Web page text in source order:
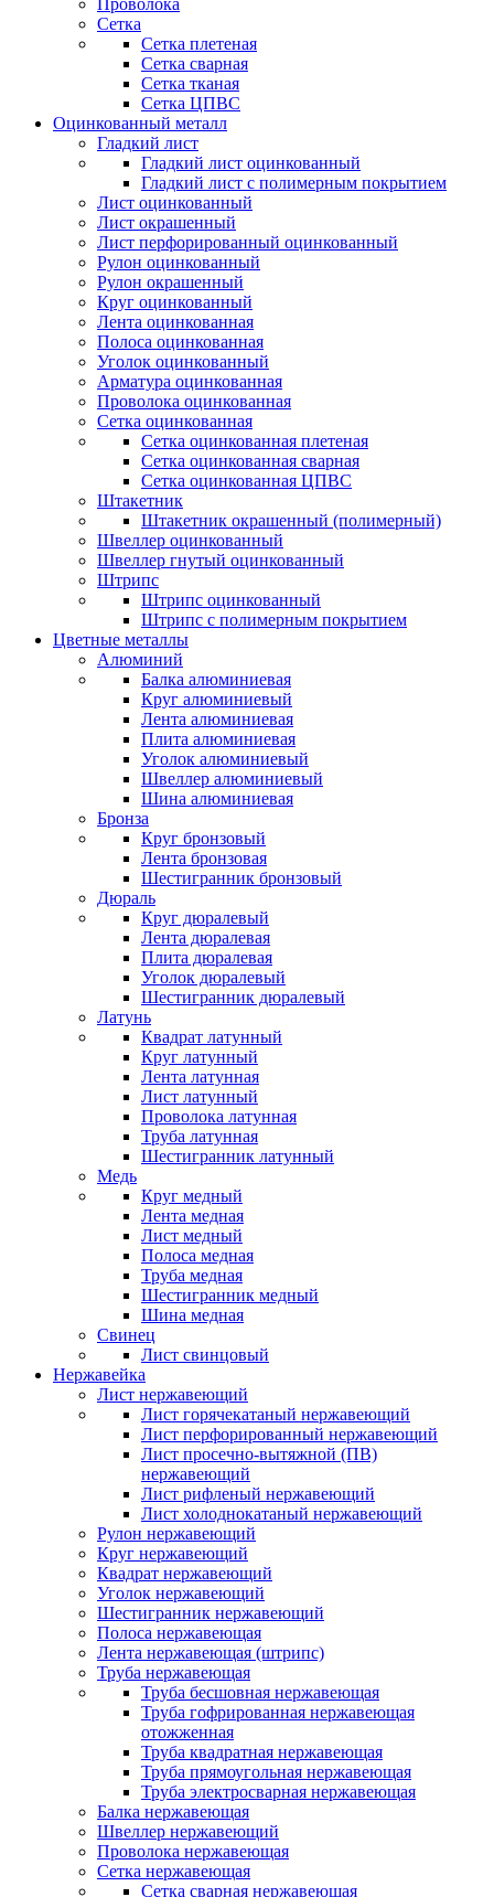
Проволока
Сетка
Сетка плетеная
Сетка сварная
Сетка тканая
Сетка ЦПВС
Оцинкованный металл
Гладкий лист
Гладкий лист оцинкованный
Гладкий лист с полимерным покрытием
Лист оцинкованный
Лист окрашенный
Лист перфорированный оцинкованный
Рулон оцинкованный
Рулон окрашенный
Круг оцинкованный
Лента оцинкованная
Полоса оцинкованная
Уголок оцинкованный
Арматура оцинкованная
Проволока оцинкованная
Сетка оцинкованная
Сетка оцинкованная плетеная
Сетка оцинкованная сварная
Сетка оцинкованная ЦПВС
Штакетник
Штакетник окрашенный (полимерный)
Швеллер оцинкованный
Швеллер гнутый оцинкованный
Штрипс
Штрипс оцинкованный
Штрипс с полимерным покрытием
Цветные металлы
Алюминий
Балка алюминиевая
Круг алюминиевый
Лента алюминиевая
Плита алюминиевая
Уголок алюминиевый
Швеллер алюминиевый
Шина алюминиевая
Бронза
Круг бронзовый
Лента бронзовая
Шестигранник бронзовый
Дюраль
Круг дюралевый
Лента дюралевая
Плита дюралевая
Уголок дюралевый
Шестигранник дюралевый
Латунь
Квадрат латунный
Круг латунный
Лента латунная
Лист латунный
Проволока латунная
Труба латунная
Шестигранник латунный
Медь
Круг медный
Лента медная
Лист медный
Полоса медная
Труба медная
Шестигранник медный
Шина медная
Свинец
Лист свинцовый
Нержавейка
Лист нержавеющий
Лист горячекатаный нержавеющий
Лист перфорированный нержавеющий
Лист просечно-вытяжной (ПВ)
нержавеющий
Лист рифленый нержавеющий
Лист холоднокатаный нержавеющий
Рулон нержавеющий
Круг нержавеющий
Квадрат нержавеющий
Уголок нержавеющий
Шестигранник нержавеющий
Полоса нержавеющая
Лента нержавеющая (штрипс)
Труба нержавеющая
Труба бесшовная нержавеющая
Труба гофрированная нержавеющая
отожженная
Труба квадратная нержавеющая
Труба прямоугольная нержавеющая
Труба электросварная нержавеющая
Балка нержавеющая
Швеллер нержавеющий
Проволока нержавеющая
Сетка нержавеющая
Сетка сварная нержавеющая